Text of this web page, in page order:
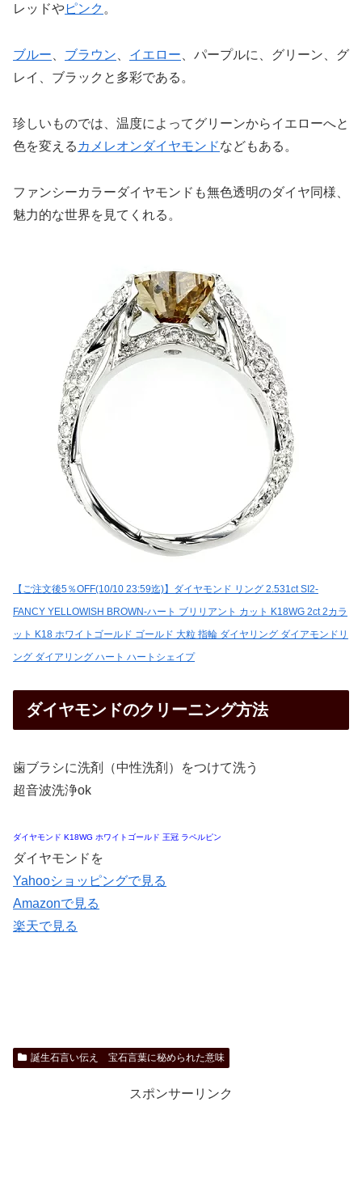
レッドやピンク。
ブルー ブラウン イエロー 、パープルに、グリーン、グ
レイ、ブラックと多彩である。
珍しいものでは、温度によってグリーンからイエローへと
色を変える カメレオンダイヤモンドなどもある。
ファンシーカラーダイヤモンドも無色透明のダイヤ同様、
魅力的な世界を見てくれる。
【ご注文後5％OFF(10/10 23:59迄)】ダイヤモンド リング 2.531ct SI2-
FANCY YELLOWISH BROWN-ハート ブリリアント カット K18WG 2ct 2カラ
ット K18 ホワイトゴールド ゴールド 大粒 指輪 ダイヤリング ダイアモンドリ
ング ダイアリング ハート ハートシェイプ
ダイヤモンドのクリーニング方法
歯ブラシに洗剤（中性洗剤）をつけて洗う
超音波洗浄ok
ダイヤモンド K18WG ホワイトゴールド 王冠 ラペルピン
ダイヤモンドを
Yahooショッピングで見る
Amazonで見る
楽天で見る
誕生石言い伝え 宝石言葉に秘められた意味
スポンサーリンク